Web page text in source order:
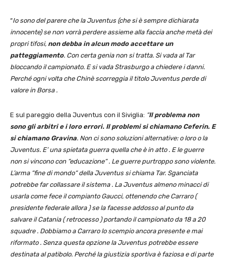
“Io sono del parere che la Juventus (che si è sempre dichiarata
innocente) se non vorrà perdere assieme alla faccia anche metà dei
propri tifosi, non debba in alcun modo accettare un
patteggiamento. Con certa genia non si tratta. Si vada al Tar
bloccando il campionato. E si vada Strasburgo a chiedere i danni.
Perché ogni volta che Chinè scorreggia il titolo Juventus perde di
valore in Borsa .
E sul pareggio della Juventus con il Siviglia: “Il problema non
sono gli arbitri e i loro errori. Il problemi si chiamano Ceferin. E
si chiamano Gravina. Non ci sono soluzioni alternative: o loro o la
Juventus. E’ una spietata guerra quella che è in atto . E le guerre
non si vincono con “educazione“ . Le guerre purtroppo sono violente.
L’arma “fine di mondo“ della Juventus si chiama Tar. Sganciata
potrebbe far collassare il sistema . La Juventus almeno minacci di
usarla come fece il compianto Gaucci, ottenendo che Carraro (
presidente federale allora ) se la facesse addosso al punto da
salvare il Catania ( retrocesso ) portando il campionato da 18 a 20
squadre . Dobbiamo a Carraro lo scempio ancora presente e mai
riformato . Senza questa opzione la Juventus potrebbe essere
destinata al patibolo. Perché la giustizia sportiva è faziosa e di parte